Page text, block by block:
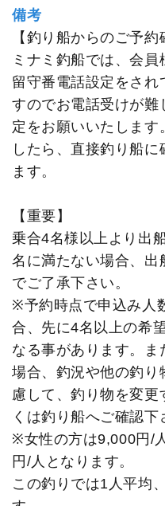
備考
【釣り船からのご予約
ミナミ釣船では、会員
留守番電話設定をされ
すのでお電話受けが難
定をお願いいたします
したら、直接釣り船
ます。
【重要】
乗合4名様以上より出
名に満たない場合、
でご了承下さい。
※予約時点で申込み人
合、先に4名以上の希
なる事があります。
場合、釣況や他の釣
慮して、釣り物を変更
くは釣り船へご確認下
※女性の方は9,000円/
円/人となります。
この釣りでは1人平均